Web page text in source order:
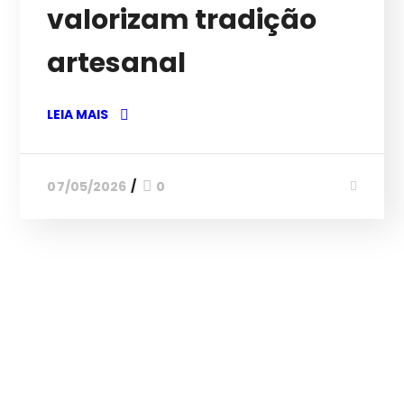
valorizam tradição
artesanal
LEIA MAIS
07/05/2026 0